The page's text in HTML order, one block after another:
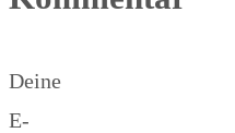
Deine
E-